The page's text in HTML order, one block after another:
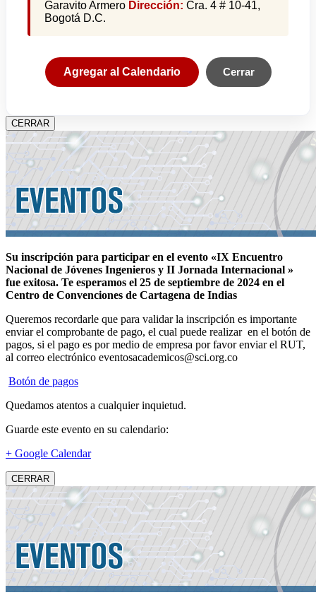
Garavito Armero Dirección: Cra. 4 # 10-41,
Bogotá D.C.
Agregar al Calendario Cerrar
CERRAR
Su inscripción para participar en el evento «IX Encuentro
Nacional de Jóvenes Ingenieros y II Jornada Internacional »
fue exitosa. Te esperamos el 25 de septiembre de 2024 en el
Centro de Convenciones de Cartagena de Indias
Queremos recordarle que para validar la inscripción es importante
enviar el comprobante de pago, el cual puede realizar en el botón de
pagos, si el pago es por medio de empresa por favor enviar el RUT,
al correo electrónico eventosacademicos@sci.org.co
Botón de pagos
Quedamos atentos a cualquier inquietud.
Guarde este evento en su calendario:
+ Google Calendar
CERRAR